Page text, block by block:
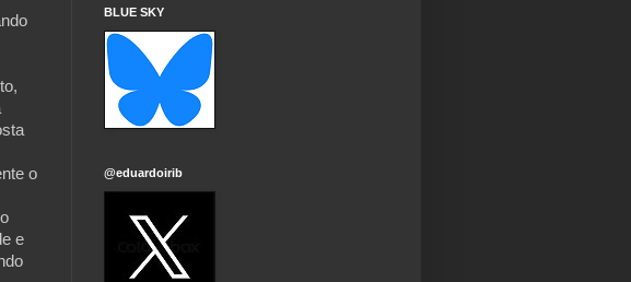
o
e
BLUE SKY
@eduardoirib